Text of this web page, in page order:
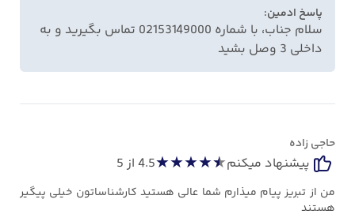
پاسخ ادمین:
سلام جناب، با شماره 02153149000 تماس بگیرید و به
داخلی 3 وصل بشید
حاجی زاده
پیشنهاد میکنم 4.5 از 5 ★★★★★
من از تبریز پیام میذارم شما عالی هستید کارشناساتون خیلی پیگیر
هستند